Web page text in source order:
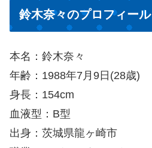
鈴木奈々のプロフィール
本名：鈴木奈々
年齢：1988年7月9日(28歳)
身長：154cm
血液型：B型
出身：茨城県龍ヶ崎市